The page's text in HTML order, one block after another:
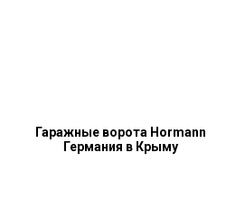
Гаражные ворота Hormann
Германия в Крыму